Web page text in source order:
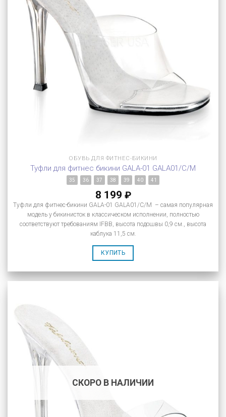
ОБУВЬ ДЛЯ ФИТНЕС-БИКИНИ
Туфли для фитнес бикини GALA-01 GALA01/C/M
35 36 37 38 39 40 41
8 199 ₽
Туфли для фитнес-бикини GALA-01 GALA01/C/M – самая популярная
модель у бикинисток в классическом исполнении, полностью
соответствуют требованиям IFBB, высота подошвы 0,9 см., высота
каблука 11,5 см.
КУПИТЬ
СКОРО В НАЛИЧИИ